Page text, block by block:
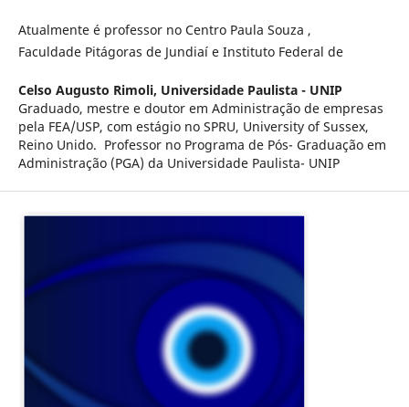
Atualmente é professor no Centro Paula Souza ,
Faculdade Pitágoras de Jundiaí e Instituto Federal de
Celso Augusto Rimoli, Universidade Paulista - UNIP
Graduado, mestre e doutor em Administração de empresas
pela FEA/USP, com estágio no SPRU, University of Sussex,
Reino Unido. Professor no Programa de Pós- Graduação em
Administração (PGA) da Universidade Paulista- UNIP